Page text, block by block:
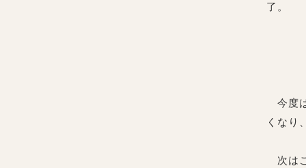
了。
今度
くなり
次は